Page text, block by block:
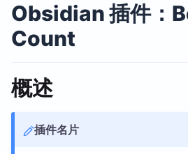
Obsidian 插件：
Count
概述
插件名片